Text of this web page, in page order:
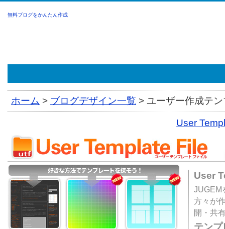
無料ブログをかんたん作成
ホーム > ブログデザイン一覧 > ユーザー作成テ
User
User
JUGEM
方々が
開・共
テン